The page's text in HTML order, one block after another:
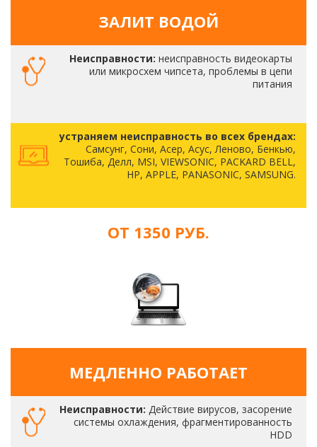
ЗАЛИТ ВОДОЙ
Неисправности: неисправность видеокарты
или микросхем чипсета, проблемы в цепи
питания
устраняем неисправность во всех брендах:
Самсунг, Сони, Асер, Асус, Леново, Бенкью,
Тошиба, Делл, MSI, VIEWSONIC, PACKARD BELL,
HP, APPLE, PANASONIC, SAMSUNG.
ОТ 1350 РУБ.
МЕДЛЕННО РАБОТАЕТ
Неисправности: Действие вирусов, засорение
системы охлаждения, фрагментированность
HDD